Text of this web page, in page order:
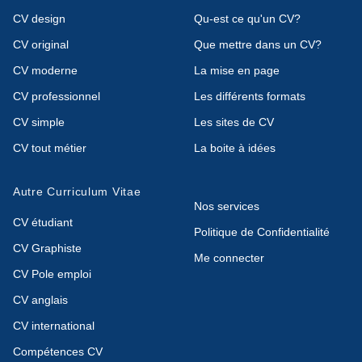
CV design
CV original
CV moderne
CV professionnel
CV simple
CV tout métier
Qu-est ce qu'un CV?
Que mettre dans un CV?
La mise en page
Les différents formats
Les sites de CV
La boite à idées
Autre Curriculum Vitae
CV étudiant
CV Graphiste
CV Pole emploi
CV anglais
CV international
Compétences CV
Nos services
Politique de Confidentialité
Me connecter